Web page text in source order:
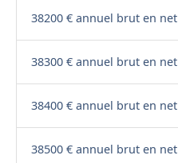
38200 € annuel brut en net
38300 € annuel brut en net
38400 € annuel brut en net
38500 € annuel brut en net